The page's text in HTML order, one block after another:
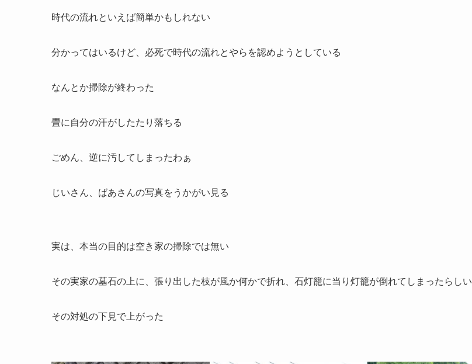
時代の流れといえば簡単かもしれない
分かってはいるけど、必死で時代の流れとやらを認めようとしている
なんとか掃除が終わった
畳に自分の汗がしたたり落ちる
ごめん、逆に汚してしまったわぁ
じいさん、ばあさんの写真をうかがい見る
実は、本当の目的は空き家の掃除では無い
その実家の墓石の上に、張り出した枝が風か何かで折れ、石灯籠に当り灯籠が倒れてしまったらしい
その対処の下見で上がった